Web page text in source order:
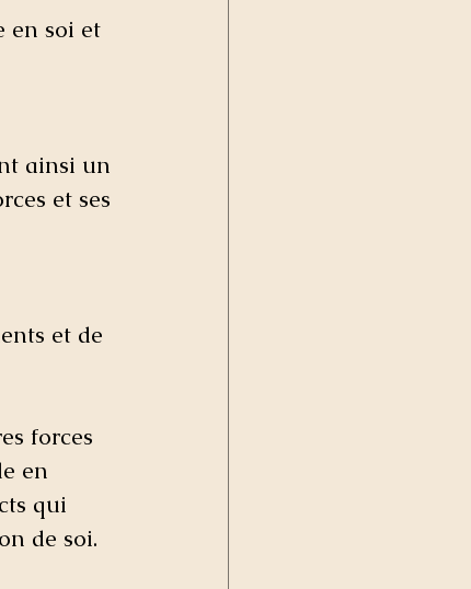
en soi et
ainsi un
et ses
et de
forces
en
qui
de soi.